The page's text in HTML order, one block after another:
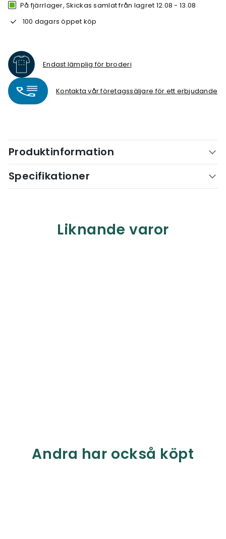
På fjärrlager, Skickas samlat från lagret 12.08 - 13.08
100 dagars öppet köp
Endast lämplig för broderi
Kontakta vår företagssäljare för ett erbjudande
Produktinformation
Specifikationer
Liknande varor
Andra har också köpt